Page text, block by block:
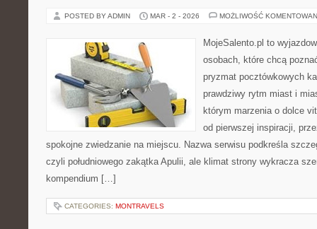
POSTED BY ADMIN MAR - 2 - 2026 MOŻLIWOŚĆ
MojeSalento.pl to
osobach, które chcą
pryzmat pocztówkowych
prawdziwy rytm miast i
którym marzenia o dolce
od pierwszej inspiracji,
spokojne zwiedzanie na miejscu. Nazwa serwisu podkreśla
czyli południowego zakątka Apulii, ale klimat strony wykracza
kompendium […]
CATEGORIES: MONTRAVELS